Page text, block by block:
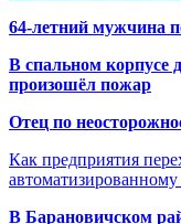
64-летний мужчина
В спальном корпусе
произошёл пожар
Отец по
Как предприятия
автоматизированному
В Барановичском